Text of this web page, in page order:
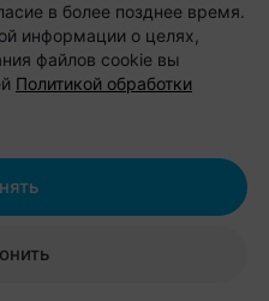
учесть
пассажиров,
рейса стало
и приятным”.
в более позднее время.
информации о целях,
файлов cookie вы
Политикой обработки